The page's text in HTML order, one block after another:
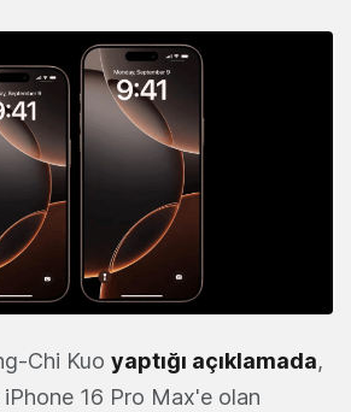
Chi Kuo yaptığı açıklamada,
16 Pro Max'e olan